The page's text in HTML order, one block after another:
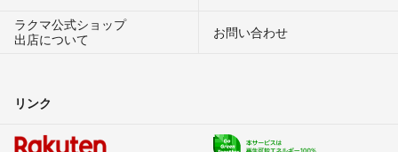
ラクマ公式ショップ
出店について
お問い合わせ
リンク